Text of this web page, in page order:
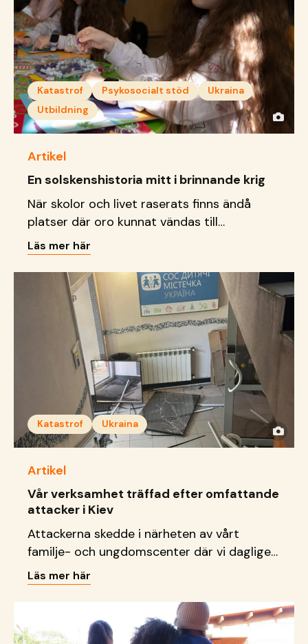
Katastrof Psykosocialt stöd
Ukraina
Utbildning
Artikel
En solskenshistoria mitt i brinnande krig
När skolor och livet raserats finns ändå
platser där oro kunnat vändas till
delaktighet, kreativitet och
framtidsdrömmar.
Läs mer här
Katastrof Ukraina
Artikel
Vår verksamhet träffad efter omfattande
attacker i Kiev
Attackerna skedde i närheten av vårt
familje- och ungdomscenter där vi dagligen
tar emot barn, unga och familjer.
Läs mer här